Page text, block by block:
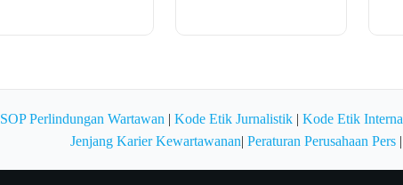
SOP Perlindungan Wartawan | Kode Etik Jurnalistik | Kode Etik
Jenjang Karier Kewartawanan| Peraturan Perusahaan Pers|